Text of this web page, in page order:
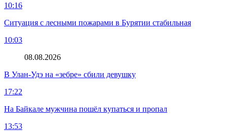
10:16
Ситуация с лесными пожарами в Бурятии стабильная
10:03
08.08.2026
В Улан-Удэ на «зебре» сбили девушку
17:22
На Байкале мужчина пошёл купаться и пропал
13:53